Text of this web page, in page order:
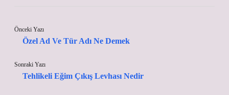
Önceki Yazı
Özel Ad Ve Tür Adı Ne Demek
Sonraki Yazı
Tehlikeli Eğim Çıkış Levhası Nedir